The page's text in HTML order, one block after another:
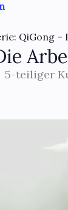
QiGong –
5-teiliger